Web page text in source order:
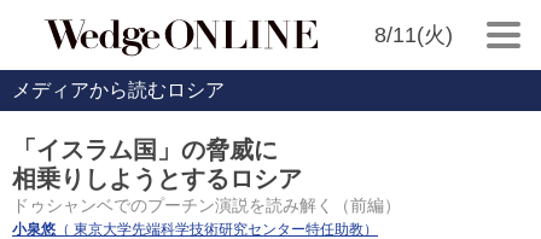
8/11(火)
メディアから読むロシア
「イスラム国」の脅威に
相乗りしようとするロシア
ドゥシャンベでのプーチン演説を読み解く（前編）
小泉悠 （ 東京大学先端科学技術研究センター特任助教）